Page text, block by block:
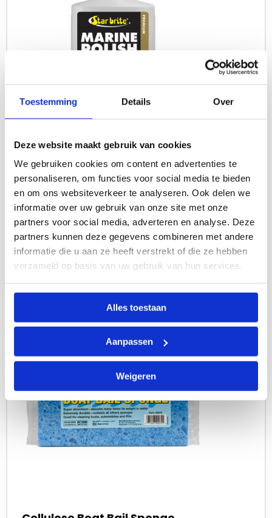
Toestemming Details Over
Deze website maakt gebruik van cookies
We gebruiken cookies om content en advertenties te
personaliseren, om functies voor social media te bieden
en om ons websiteverkeer te analyseren. Ook delen we
informatie over uw gebruik van onze site met onze
partners voor social media, adverteren en analyse. Deze
partners kunnen deze gegevens combineren met andere
informatie die u aan ze heeft verstrekt of die ze hebben
verzameld op basis van uw gebruik van hun services.
Alles toestaan
Aanpassen
Weigeren
Premium Marine Polish
Biedt langdurige bescherming, stoot vlekken en
oxidatie af, verbetert glans en kan over bestaande
wax worden aangebracht.
Lees meer
meer